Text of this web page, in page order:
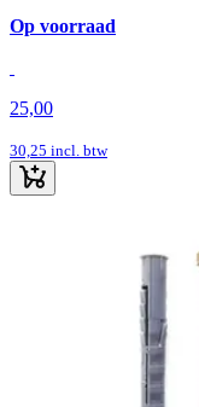
Op voorraad
25,00
30,25 incl. btw